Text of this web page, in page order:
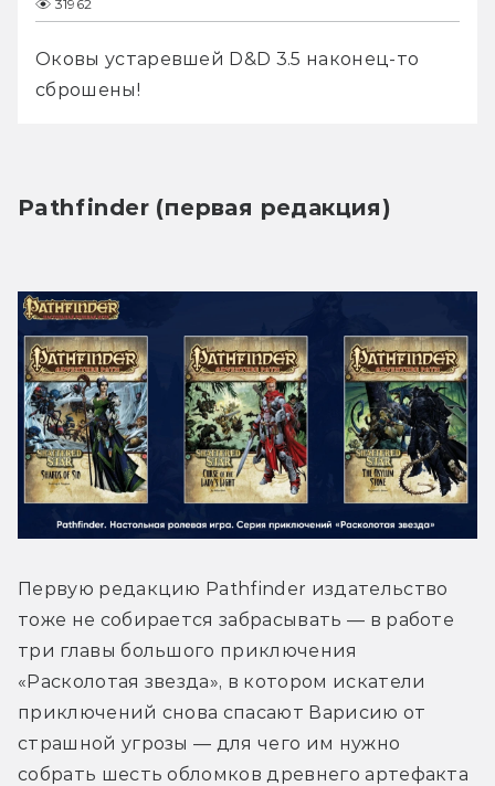
31962
Оковы устаревшей D&D 3.5 наконец-то
сброшены!
Pathfinder (первая редакция)
Первую редакцию Pathfinder издательство
тоже не собирается забрасывать — в работе
три главы большого приключения
«Расколотая звезда», в котором искатели
приключений снова спасают Варисию от
страшной угрозы — для чего им нужно
собрать шесть обломков древнего артефакта